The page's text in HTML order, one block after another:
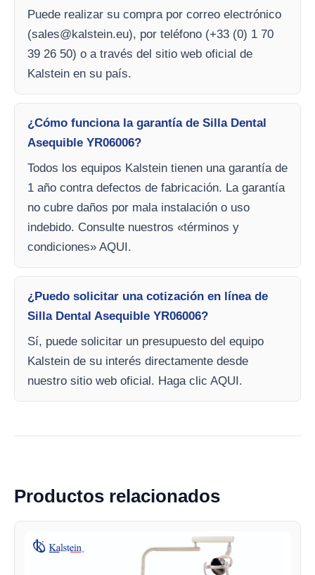
Puede realizar su compra por correo electrónico
(sales@kalstein.eu), por teléfono (+33 (0) 1 70
39 26 50) o a través del sitio web oficial de
Kalstein en su país.
¿Cómo funciona la garantía de Silla Dental
Asequible YR06006?
Todos los equipos Kalstein tienen una garantía de
1 año contra defectos de fabricación. La garantía
no cubre daños por mala instalación o uso
indebido. Consulte nuestros «términos y
condiciones» AQUI.
¿Puedo solicitar una cotización en línea de
Silla Dental Asequible YR06006?
Sí, puede solicitar un presupuesto del equipo
Kalstein de su interés directamente desde
nuestro sitio web oficial. Haga clic AQUI.
Productos relacionados